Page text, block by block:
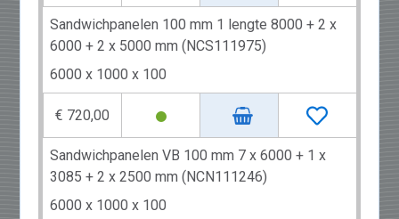
Sandwichpanelen 100 mm 1 lengte 8000 + 2 x
6000 + 2 x 5000 mm (NCS111975)
6000 x 1000 x 100
€ 720,00
Sandwichpanelen VB 100 mm 7 x 6000 + 1 x
3085 + 2 x 2500 mm (NCN111246)
6000 x 1000 x 100